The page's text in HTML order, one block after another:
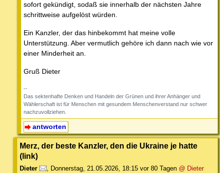
sofort gekündigt, sodaß sie innerhalb der nächsten Jahre
schrittweise aufgelöst würden.
Ein Kanzler, der das hinbekommt hat meine volle
Unterstützung. Aber vermutlich gehöre ich dann nach wie vor
einer Minderheit an.
Gruß Dieter
--
Das sektenhafte Denken und Handeln der Grünen und ihrer Anhänger und
Wählerschaft ist für Menschen mit gesundem Menschenverstand nur schwer
nachzuvollziehen.
antworten
Merz, der beste Kanzler, den die Ukraine je hatte
(link)
Dieter , Donnerstag, 21.05.2026, 18:15 vor 80 Tagen @ Dieter